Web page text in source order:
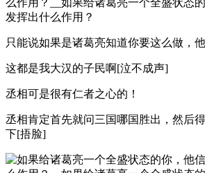
只能说如果是诸葛亮知道你要这么做，
这都是我大汉的子民啊[泣不成声]
丞相可是很有仁者之心的！
丞相肯定首先就问三国哪国胜出，然后
下[捂脸]